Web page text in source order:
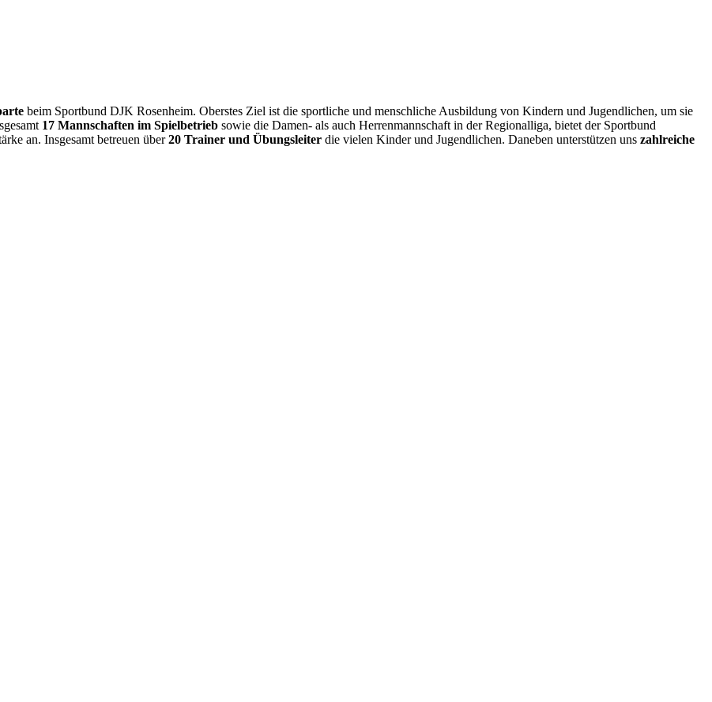
beim Sportbund DJK Rosenheim. Oberstes Ziel ist die sportliche und menschliche Ausbildung von Kindern und Jugendlichen, um sie
17 Mannschaften im Spielbetrieb sowie die Damen- als auch Herrenmannschaft in der Regionalliga, bietet der Sportbund
an. Insgesamt betreuen über20 Trainer und Übungsleiter die vielen Kinder und Jugendlichen. Daneben unterstützen uns zahlreiche